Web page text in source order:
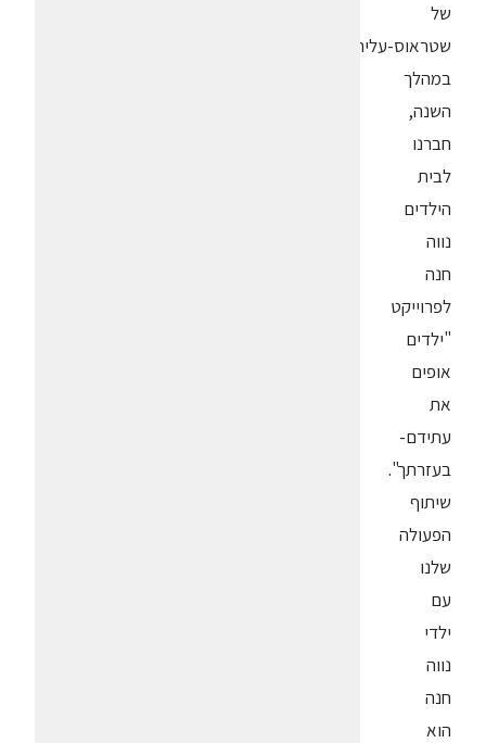
של
שטראוס-עלית
במהלך
השנה,
חברנו
לבית
הילדים
נווה
חנה
לפרוייקט
"ילדים
אופים
את
עתידם-
בעזרתך".
שיתוף
הפעולה
שלנו
עם
ילדי
נווה
חנה
הוא